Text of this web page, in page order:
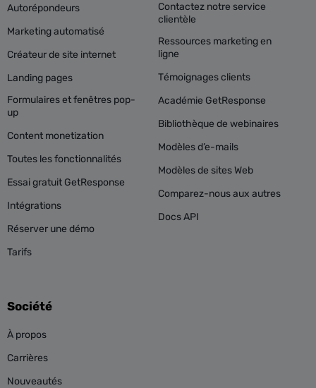
Autorépondeurs
Marketing automatisé
Créateur de site internet
Landing pages
Formulaires et fenêtres pop-
up
Content monetization
Toutes les fonctionnalités
Essai gratuit GetResponse
Intégrations
Réserver une démo
Tarifs
Contactez notre service
clientèle
Ressources marketing en
ligne
Témoignages clients
Académie GetResponse
Bibliothèque de webinaires
Modèles d’e-mails
Modèles de sites Web
Comparez-nous aux autres
Docs API
Société
À propos
Carrières
Nouveautés